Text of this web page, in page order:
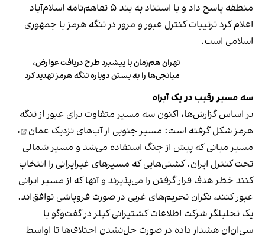
منطقه پاسخ داد و با استناد به بند ۵ تفاهم‌نامه اسلام‌آباد
اعلام کرد ترتیبات کنترل عبور و مرور در تنگه هرمز با جمهوری
اسلامی است.
تهران هم‌زمان با پیشبرد طرح دریافت عوارض،
میانجی‌ها را به بستن دوباره تنگه هرمز تهدید کرد
سه مسیر رقیب در یک آبراه
بر اساس گزارش‌ها، اکنون سه مسیر متفاوت برای عبور از تنگه
هرمز شکل گرفته است: مسیر جنوبی ازآب‌های نزدیک عمان
،
مسیر میانی که پیش از جنگ استفاده می‌شد و مسیر شمالی
تحت کنترل ایران. کشتی‌هایی که مسیرهای غیرایرانی را انتخاب
کنند خطر هدف قرار گرفتن را می‌پذیرند و آنها که از مسیر ایرانی
عبور کنند، نگران تحریم‌های غربی در صورت فروپاشی توافق‌اند.
یک تحلیلگر شرکت اطلاعات کشتیرانی کپلر در گفت‌و‌گو با
سی‌ان‌ان هشدار داده در صورت حل‌نشدن اختلاف‌ها تا اواسط